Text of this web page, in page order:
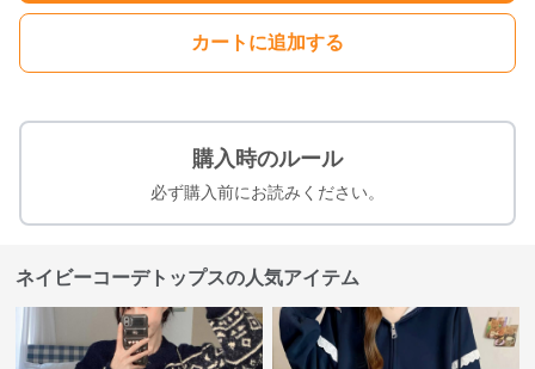
カートに追加する
購入時のルール
必ず購入前にお読みください。
ネイビーコーデトップスの人気アイテム